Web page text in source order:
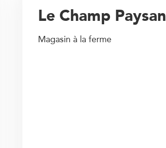
Le Champ Paysan
Magasin à la ferme